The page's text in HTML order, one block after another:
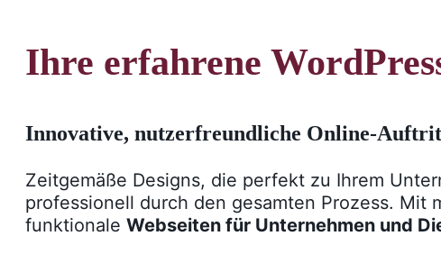
Ihre erfahrene
Innovative, nutzerfreundliche Online-
Zeitgemäße Designs, die perfekt zu Ihrem
professionell durch den gesamten Prozess. Mit
funktionale Webseiten für Unternehmen und